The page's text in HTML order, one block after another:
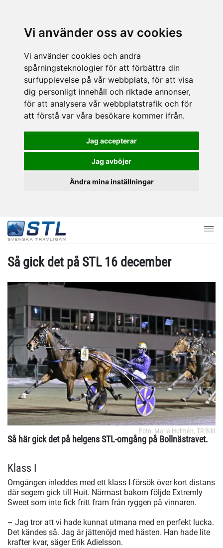
Vi använder oss av cookies
Vi använder cookies och andra
spårningsteknologier för att förbättra din
surfupplevelse på vår webbplats, för att visa
dig personligt innehåll och riktade annonser,
för att analysera vår webbplatstrafik och för
att förstå var våra besökare kommer ifrån.
Jag accepterar
Jag avböjer
Ändra mina inställningar
Foto: Maria Holmén, TR Bild
Så gick det på STL 16 december
Så här gick det på helgens STL-omgång på Bollnästravet.
Klass I
Omgången inleddes med ett klass I-försök över kort distans
där segern gick till Huit. Närmast bakom följde Extremly
Sweet som inte fick fritt fram från ryggen på vinnaren.
– Jag tror att vi hade kunnat utmana med en perfekt lucka.
Det kändes så. Jag är jättenöjd med hästen. Han hade lite
krafter kvar, säger Erik Adielsson.